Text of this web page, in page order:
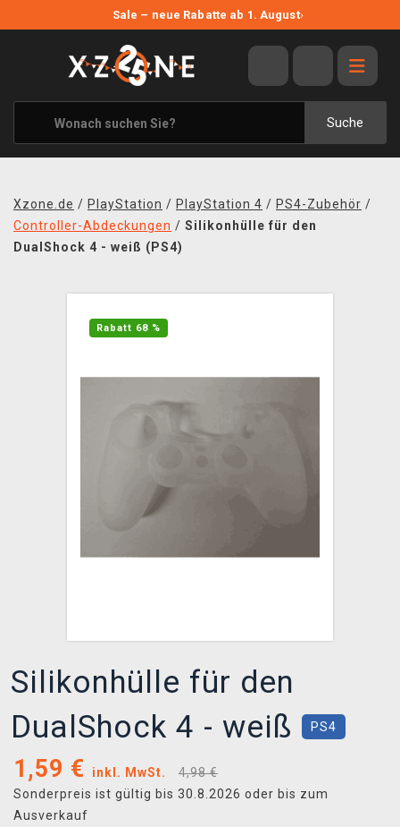
Sale – neue Rabatte ab 1. August›
Suche
ANGEBOTE
ALLE MARKEN
XZONE ORIGINALS
KLEIDUNG & ACCESSOIRES
BÜCHER & COMICS
VERSAND
Xzone.de / PlayStation / PlayStation 4 / PS4-Zubehör /
Controller-Abdeckungen / Silikonhülle für den
DualShock 4 - weiß (PS4)
Rabatt 68 %
Silikonhülle für den
DualShock 4 - weiß
PS4
1,59 € inkl. MwSt.
4,98 €
Sonderpreis ist gültig bis 30.8.2026 oder bis zum
Ausverkauf